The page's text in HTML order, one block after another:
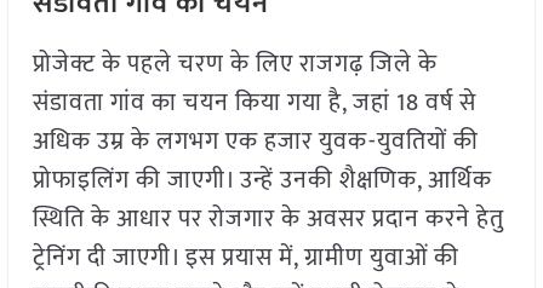
प्रोजेक्ट के पहले चरण के लिए राजगढ़ जिले के
संडावता गांव का चयन किया गया है, जहां 18 वर्ष से
अधिक उम्र के लगभग एक हजार युवक-युवतियों की
प्रोफाइलिंग की जाएगी। उन्हें उनकी शैक्षणिक, आर्थिक
स्थिति के आधार पर रोजगार के अवसर प्रदान करने हेतु
ट्रेनिंग दी जाएगी। इस प्रयास में, ग्रामीण युवाओं की